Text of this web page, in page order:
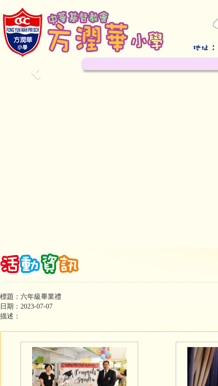
Previous
標題：六年級畢業禮
日期：2023-07-07
描述：